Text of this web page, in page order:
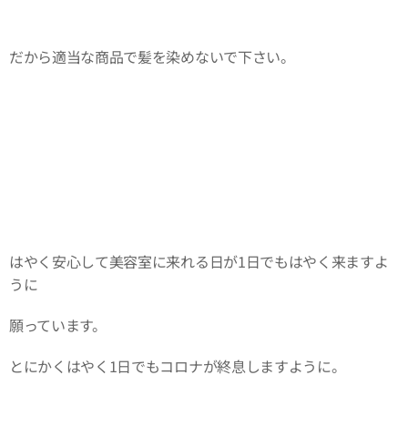
だから適当な商品で髪を染めないで下さい。
はやく安心して美容室に来れる日が1日でもはやく来ますよ
うに
願っています。
とにかくはやく1日でもコロナが終息しますように。